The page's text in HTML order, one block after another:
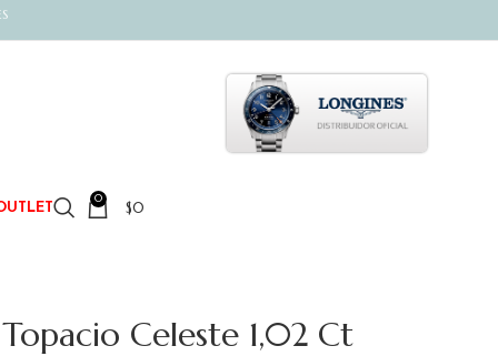
0 $0
Celeste 1,02 Ct